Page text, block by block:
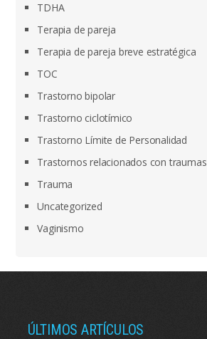
TDHA
Terapia de pareja
Terapia de pareja breve estratégica
TOC
Trastorno bipolar
Trastorno ciclotímico
Trastorno Límite de Personalidad
Trastornos relacionados con traumas
Trauma
Uncategorized
Vaginismo
ÚLTIMOS ARTÍCULOS